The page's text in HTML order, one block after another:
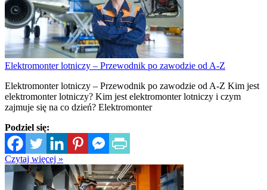
Elektromonter lotniczy – Przewodnik po zawodzie od A-Z
Elektromonter lotniczy – Przewodnik po zawodzie od A-Z Kim jest
elektromonter lotniczy? Kim jest elektromonter lotniczy i czym
zajmuje się na co dzień? Elektromonter
Podziel się:
Czytaj więcej »